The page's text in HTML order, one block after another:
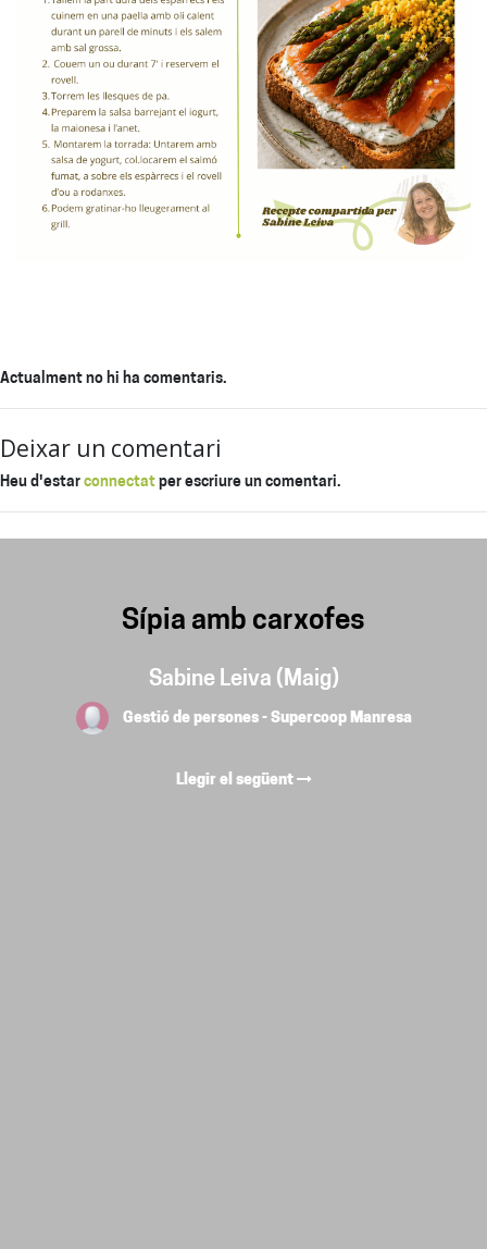
Actualment no hi ha comentaris.
Deixar un comentari
Heu d'estar connectat per escriure un comentari.
Sípia amb carxofes
Sabine Leiva (Maig)
Gestió de persones - Supercoop Manresa
Llegir el següent